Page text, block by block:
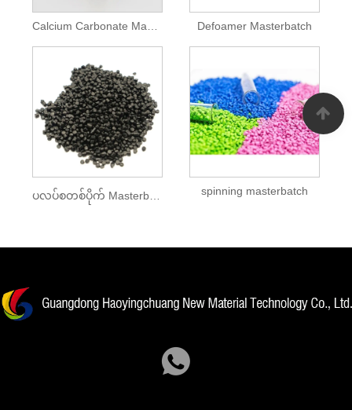
Defoamer Masterbatch
ပလပ်စတစ်ပိုက် Masterbatch spinning masterbatch